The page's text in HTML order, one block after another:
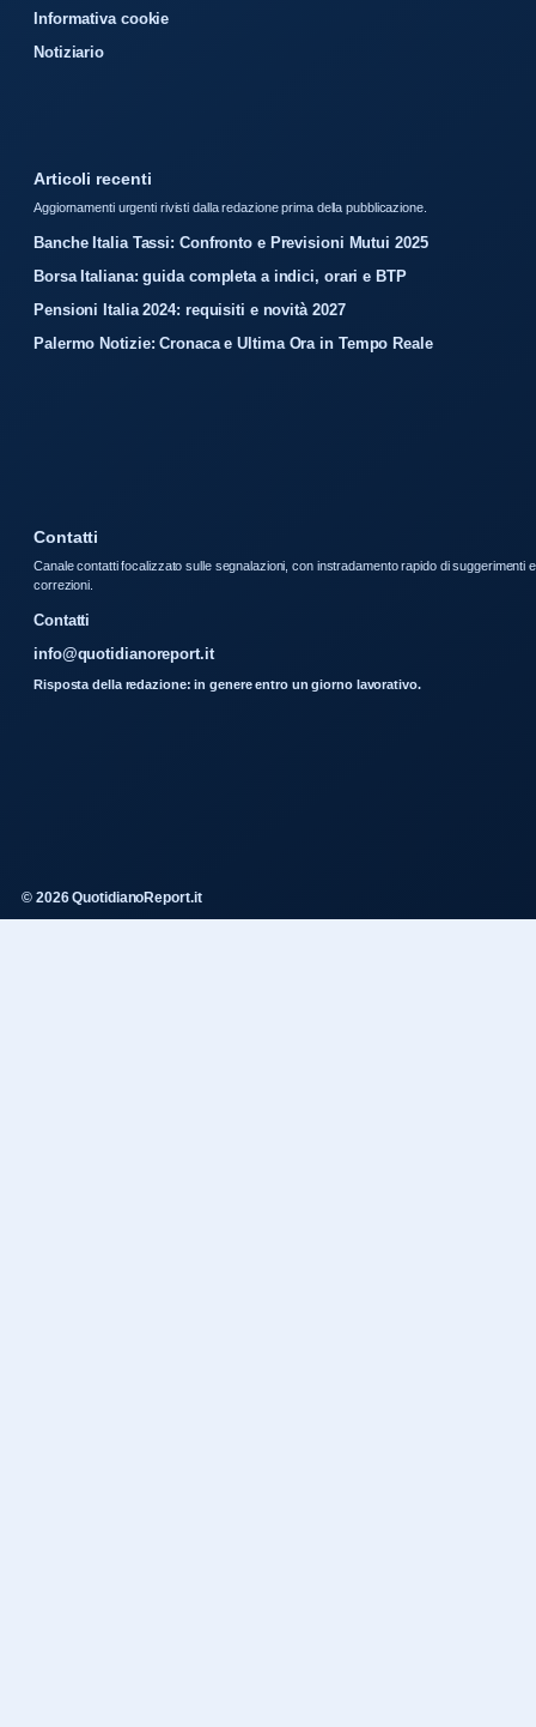
Informativa cookie
Notiziario
Articoli recenti
Aggiornamenti urgenti rivisti dalla redazione prima della pubblicazione.
Banche Italia Tassi: Confronto e Previsioni Mutui 2025
Borsa Italiana: guida completa a indici, orari e BTP
Pensioni Italia 2024: requisiti e novità 2027
Palermo Notizie: Cronaca e Ultima Ora in Tempo Reale
Contatti
Canale contatti focalizzato sulle segnalazioni, con instradamento rapido di suggerimenti e
correzioni.
Contatti
info@quotidianoreport.it
Risposta della redazione: in genere entro un giorno lavorativo.
© 2026 QuotidianoReport.it